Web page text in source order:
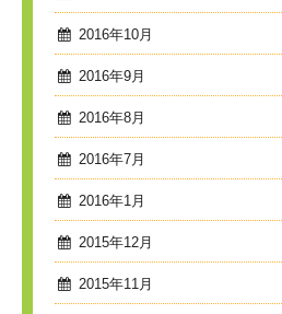
2016年10月
2016年9月
2016年8月
2016年7月
2016年1月
2015年12月
2015年11月